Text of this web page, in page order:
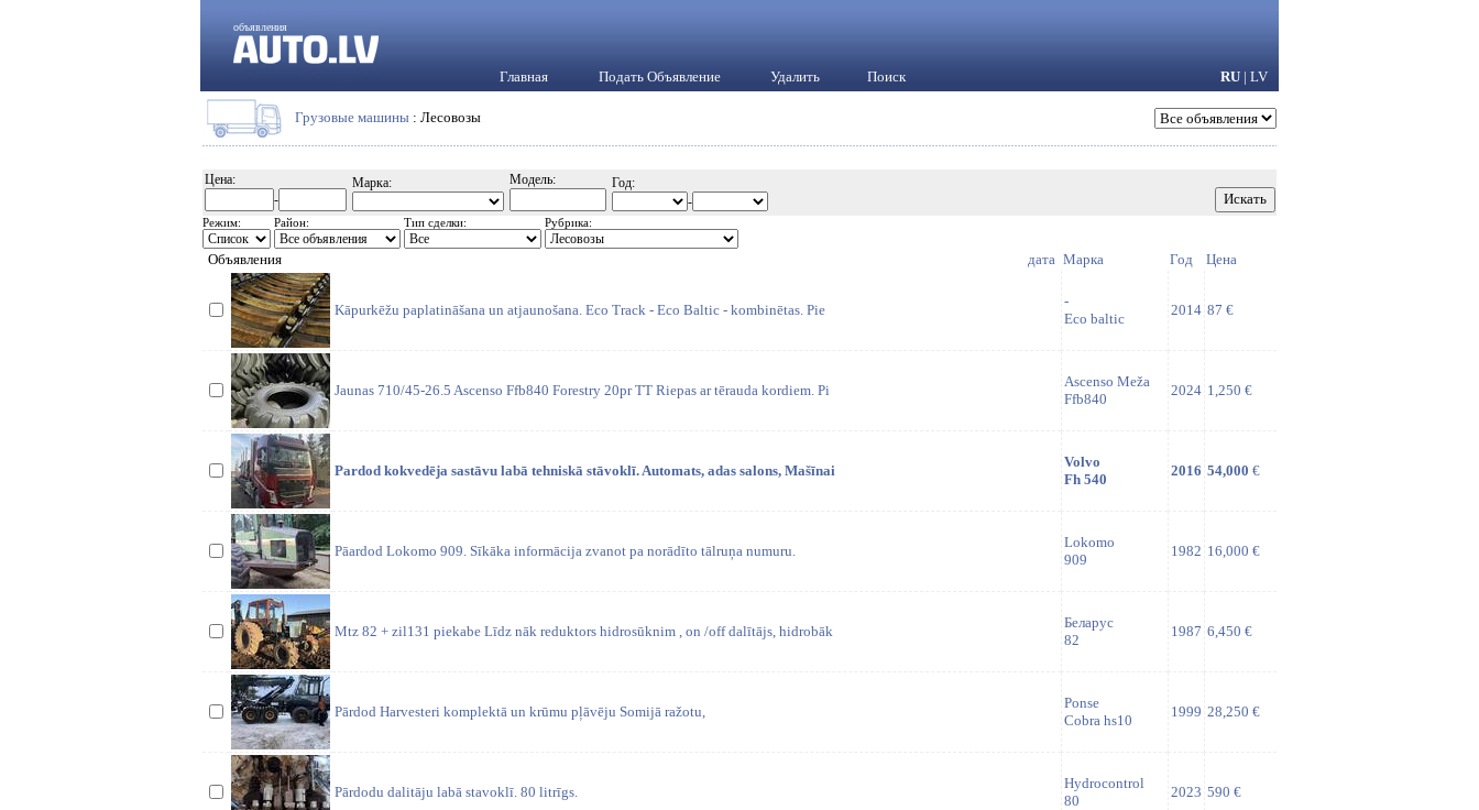
объявления
Главная Подать Объявление Удалить Поиск RU | LV
Грузовые машины : Лесовозы
Цена:
-
Марка: Модель:
Год:
-
Режим: Район: Тип сделки: Рубрика:
Объявления дата Марка Год Цена
Kāpurkēžu paplatināšana un atjaunošana. Eco Track - Eco Baltic - kombinētas. Pie
-
Eco baltic
2014 87 €
Jaunas 710/45-26.5 Ascenso Ffb840 Forestry 20pr TT Riepas ar tērauda kordiem. Pi
Ascenso Meža
Ffb840
2024 1,250 €
Pardod kokvedēja sastāvu labā tehniskā stāvoklī. Automats, adas salons, Mašīnai
Volvo
Fh 540
2016 54,000 €
Pāardod Lokomo 909. Sīkāka informācija zvanot pa norādīto tālruņa numuru.
Lokomo
909
1982 16,000 €
Mtz 82 + zil131 piekabe Līdz nāk reduktors hidrosūknim , on /off dalītājs, hidrobāk
Беларус
82
1987 6,450 €
Pārdod Harvesteri komplektā un krūmu pļāvēju Somijā ražotu,
Ponse
Cobra hs10
1999 28,250 €
Pārdodu dalitāju labā stavoklī. 80 litrīgs.
Hydrocontrol
80
2023 590 €